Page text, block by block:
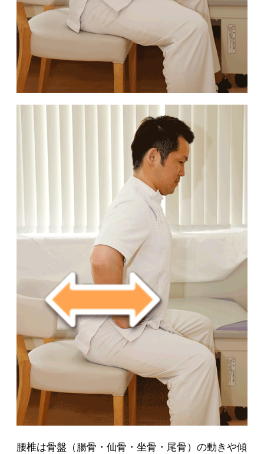
腰椎は骨盤（腸骨・仙骨・坐骨・尾骨）の動きや傾